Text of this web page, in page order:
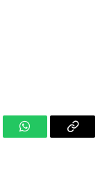
WhatsAppCopy